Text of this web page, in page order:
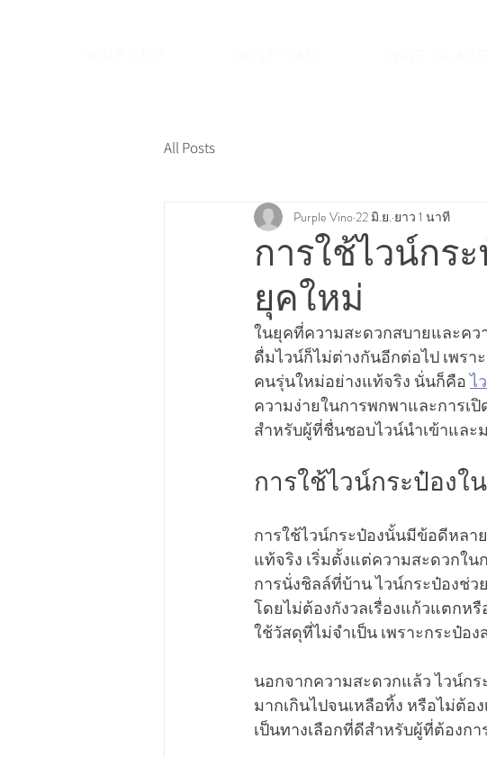
All Posts
การใช้ไวน์กร
ยุคใหม่
Purple Vino 22 มิ.ย. ยาว 1 นาที
ในยุคที่ความสะดวกสบายและคว
ดื่มไวน์ก็ไม่ต่างกันอีกต่อไป เพร
คนรุ่นใหม่อย่างแท้จริง นั่นก็คือ ไ
ความง่ายในการพกพาและการเ
สำหรับผู้ที่ชื่นชอบไวน์นำเข้าและ
การใช้ไวน์กระป๋องใ
การใช้ไวน์กระป๋องนั้นมีข้อดีหล
แท้จริง เริ่มตั้งแต่ความสะดวกใน
การนั่งชิลล์ที่บ้าน ไวน์กระป๋องช่
โดยไม่ต้องกังวลเรื่องแก้วแตกห
ใช้วัสดุที่ไม่จำเป็น เพราะกระป๋อ
นอกจากความสะดวกแล้ว ไวน์ก
มากเกินไปจนเหลือทิ้ง หรือไม่ต้อ
เป็นทางเลือกที่ดีสำหรับผู้ที่ต้องก